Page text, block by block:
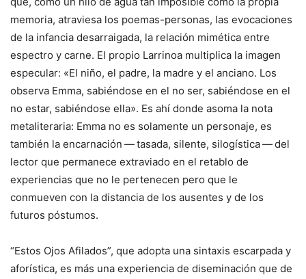
memoria, atraviesa los poemas-personas, las evocaciones
de la infancia desarraigada, la relación mimética entre
espectro y carne. El propio Larrinoa multiplica la imagen
especular: «El niño, el padre, la madre y el anciano. Los
observa Emma, sabiéndose en el no ser, sabiéndose en el
no estar, sabiéndose ella». Es ahí donde asoma la nota
metaliteraria: Emma no es solamente un personaje, es
también la encarnación — tasada, silente, silogística — del
lector que permanece extraviado en el retablo de
experiencias que no le pertenecen pero que le
conmueven con la distancia de los ausentes y de los
futuros póstumos.
“Estos Ojos Afilados”, que adopta una sintaxis escarpada y
aforística, es más una experiencia de diseminación que de